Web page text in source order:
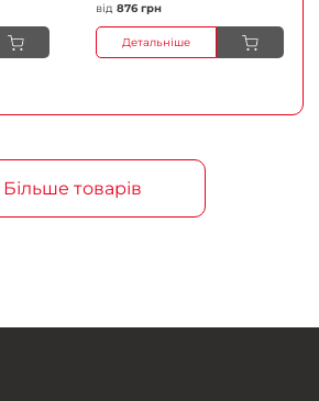
від 876 грн
Детальніше
Більше товарів